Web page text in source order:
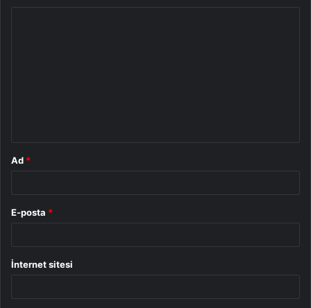
Ad *
E-posta *
İnternet sitesi